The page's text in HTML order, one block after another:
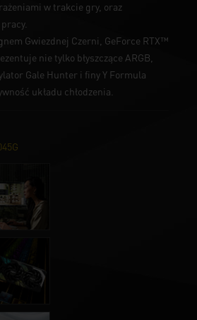
w trakcie gry, oraz
Gwiezdnej Czerni, GeForce RTX™
nie tylko błyszczące ARGB,
Gale Hunter i finy Y Formula
układu chłodzenia.